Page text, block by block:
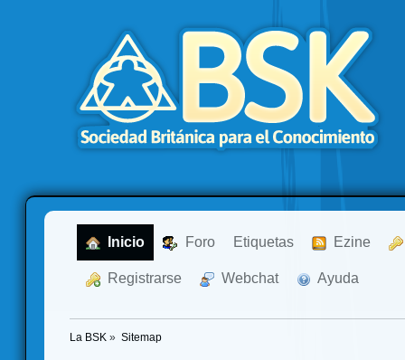
Inicio Foro Etiquetas Ezine
Registrarse Webchat Ayuda
La BSK » Sitemap